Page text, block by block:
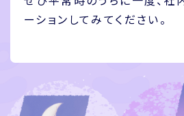
ーションしてみてください。